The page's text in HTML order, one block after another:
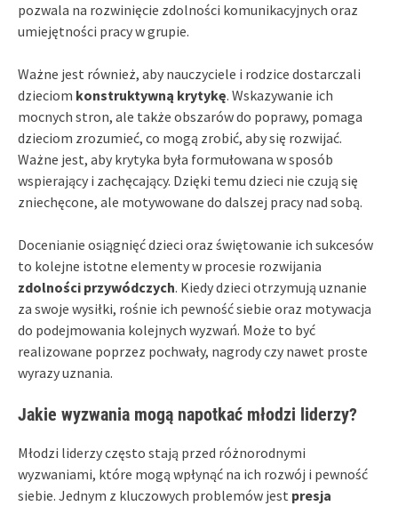
pozwala na rozwinięcie zdolności komunikacyjnych oraz
umiejętności pracy w grupie.
Ważne jest również, aby nauczyciele i rodzice dostarczali
dzieciom konstruktywną krytykę. Wskazywanie ich
mocnych stron, ale także obszarów do poprawy, pomaga
dzieciom zrozumieć, co mogą zrobić, aby się rozwijać.
Ważne jest, aby krytyka była formułowana w sposób
wspierający i zachęcający. Dzięki temu dzieci nie czują się
zniechęcone, ale motywowane do dalszej pracy nad sobą.
Docenianie osiągnięć dzieci oraz świętowanie ich sukcesów
to kolejne istotne elementy w procesie rozwijania
zdolności przywódczych. Kiedy dzieci otrzymują uznanie
za swoje wysiłki, rośnie ich pewność siebie oraz motywacja
do podejmowania kolejnych wyzwań. Może to być
realizowane poprzez pochwały, nagrody czy nawet proste
wyrazy uznania.
Jakie wyzwania mogą napotkać młodzi liderzy?
Młodzi liderzy często stają przed różnorodnymi
wyzwaniami, które mogą wpłynąć na ich rozwój i pewność
siebie. Jednym z kluczowych problemów jest presja